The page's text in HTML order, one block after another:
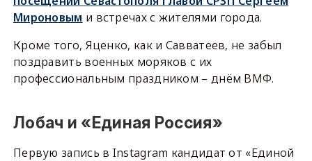
Мироновым и встречах с жителями города.
Кроме того, Яценко, как и Савватеев, не забыл
поздравить военных моряков с их
профессиональным праздником – днём ВМФ.
Лобач и «Единая Россия»
Первую запись в Instagram кандидат от «Единой